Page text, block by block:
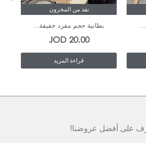
نفذ من المخزون
بطانية حجم مفرد خفيفة...
20.00
JOD
قراءة المزيد
على أفضل عروضنا!